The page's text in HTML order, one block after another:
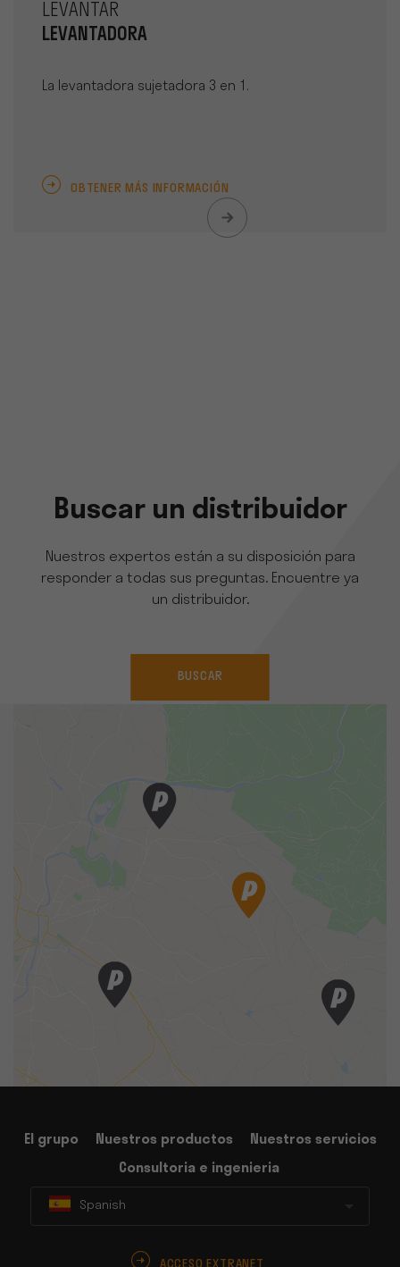
LEVANTAR
LEVANTADORA
La levantadora sujetadora 3 en 1.
OBTENER MÁS INFORMACIÓN
Buscar un distribuidor
Nuestros expertos están a su disposición para
responder a todas sus preguntas. Encuentre ya
un distribuidor.
BUSCAR
El grupo Nuestros productos
Nuestros servicios
Consultoria e ingenieria
Spanish